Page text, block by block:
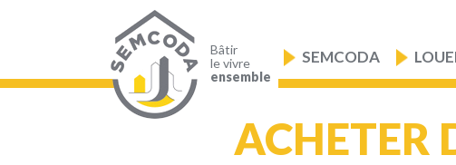
Bâtir
le vivre
ensemble
principale
SEMCODA
ACHETER